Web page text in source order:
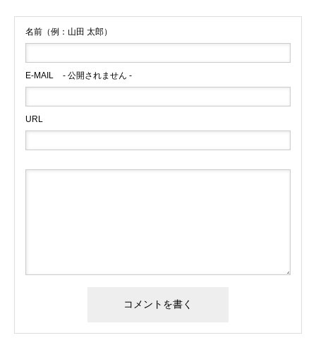
名前（例：山田 太郎）
E-MAIL - 公開されません -
URL